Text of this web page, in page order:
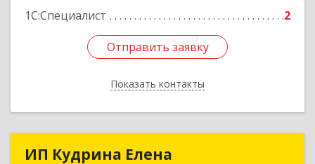
1С:Специалист
2
Отправить заявку
Показать контакты
Отправить заявку
Назад
ИП Кудрина ЕленаИП Кудрина Елена